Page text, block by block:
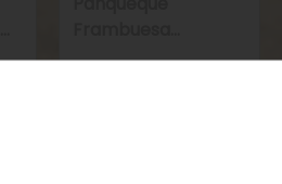
Chirimoya Naranja